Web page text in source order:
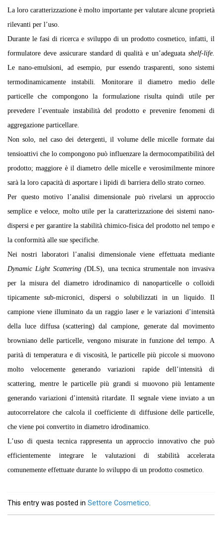
La loro caratterizzazione è molto importante per valutare alcune proprietà
rilevanti per l’uso.
Durante le fasi di ricerca e sviluppo di un prodotto cosmetico, infatti, il
formulatore deve assicurare standard di qualità e un’adeguata shelf-life.
Le nano-emulsioni, ad esempio, pur essendo trasparenti, sono sistemi
termodinamicamente instabili. Monitorare il diametro medio delle
particelle che compongono la formulazione risulta quindi utile per
prevedere l’eventuale instabilità del prodotto e prevenire fenomeni di
aggregazione particellare.
Non solo, nel caso dei detergenti, il volume delle micelle formate dai
tensioattivi che lo compongono può influenzare la dermocompatibilità del
prodotto; maggiore è il diametro delle micelle e verosimilmente minore
sarà la loro capacità di asportare i lipidi di barriera dello strato corneo.
Per questo motivo l’analisi dimensionale può rivelarsi un approccio
semplice e veloce, molto utile per la caratterizzazione dei sistemi nano-
dispersi e per garantire la stabilità chimico-fisica del prodotto nel tempo e
la conformità alle sue specifiche.
Nei nostri laboratori l’analisi dimensionale viene effettuata mediante
Dynamic Light Scattering (DLS), una tecnica strumentale non invasiva
per la misura del diametro idrodinamico di nanoparticelle o colloidi
tipicamente sub-micronici, dispersi o solubilizzati in un liquido. Il
campione viene illuminato da un raggio laser e le variazioni d’intensità
della luce diffusa (scattering) dal campione, generate dal movimento
browniano delle particelle, vengono misurate in funzione del tempo. A
parità di temperatura e di viscosità, le particelle più piccole si muovono
molto velocemente generando variazioni rapide dell’intensità di
scattering, mentre le particelle più grandi si muovono più lentamente
generando variazioni d’intensità ritardate. Il segnale viene inviato a un
autocorrelatore che calcola il coefficiente di diffusione delle particelle,
che viene poi convertito in diametro idrodinamico.
L’uso di questa tecnica rappresenta un approccio innovativo che può
efficientemente integrare le valutazioni di stabilità accelerata
comunemente effettuate durante lo sviluppo di un prodotto cosmetico.
This entry was posted in Settore Cosmetico.